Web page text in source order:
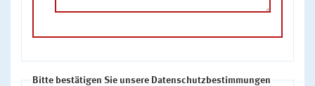
Bitte bestätigen Sie unsere Datenschutzbestimmungen